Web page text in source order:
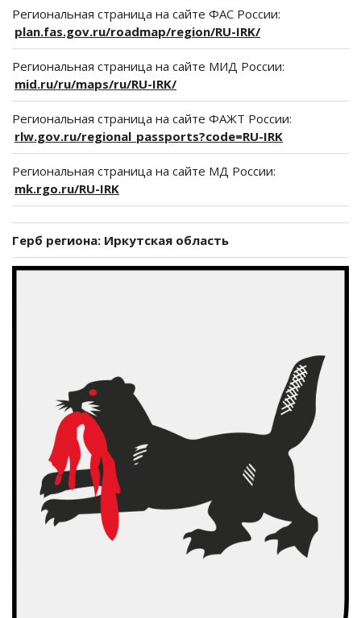
Региональная страница на сайте ФАС России:
plan.fas.gov.ru/roadmap/region/RU-IRK/
Региональная страница на сайте МИД России:
mid.ru/ru/maps/ru/RU-IRK/
Региональная страница на сайте ФАЖТ России:
rlw.gov.ru/regional_passports?code=RU-IRK
Региональная страница на сайте МД России:
mk.rgo.ru/RU-IRK
Герб региона: Иркутская область